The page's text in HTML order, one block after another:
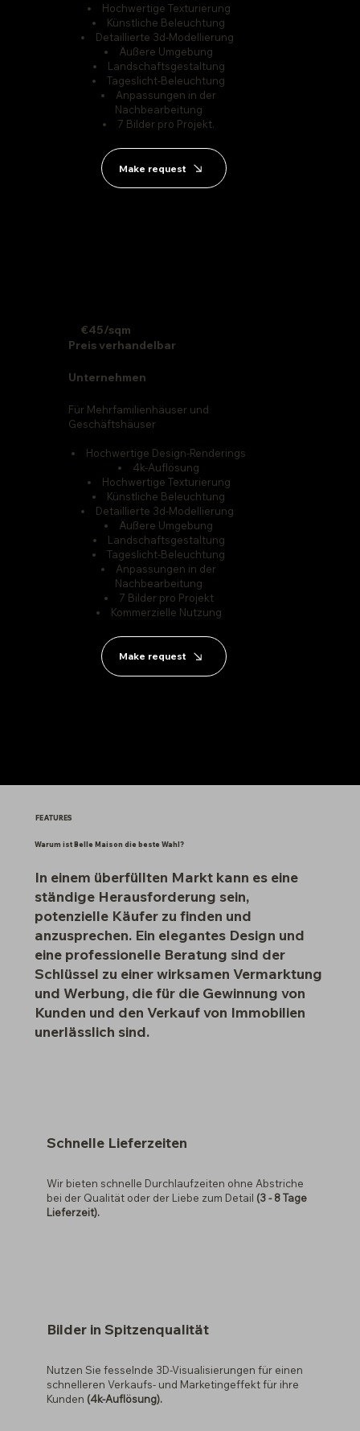
Make request
Hochwertige Texturierung
Künstliche Beleuchtung
Detaillierte 3d-Modellierung
Äußere Umgebung
Landschaftsgestaltung
Tageslicht-Beleuchtung
Anpassungen in der
Nachbearbeitung
7 Bilder pro Projekt.
€45/sqm
Preis verhandelbar
Unternehmen
Für Mehrfamilienhäuser und
Geschäftshäuser
Make request
Hochwertige Design-Renderings
4k-Auflösung
Hochwertige Texturierung
Künstliche Beleuchtung
Detaillierte 3d-Modellierung
Äußere Umgebung
Landschaftsgestaltung
Tageslicht-Beleuchtung
Anpassungen in der
Nachbearbeitung
7 Bilder pro Projekt
Kommerzielle Nutzung
FEATURES
Warum ist Belle Maison die beste Wahl?
In einem überfüllten Markt kann es eine
ständige Herausforderung sein,
potenzielle Käufer zu finden und
anzusprechen. Ein elegantes Design und
eine professionelle Beratung sind der
Schlüssel zu einer wirksamen Vermarktung
und Werbung, die für die Gewinnung von
Kunden und den Verkauf von Immobilien
unerlässlich sind.
Schnelle Lieferzeiten
Wir bieten schnelle Durchlaufzeiten ohne Abstriche
bei der Qualität oder der Liebe zum Detail (3 - 8 Tage
Lieferzeit).
Bilder in Spitzenqualität
Nutzen Sie fesselnde 3D-Visualisierungen für einen
schnelleren Verkaufs- und Marketingeffekt für ihre
Kunden (4k-Auflösung).